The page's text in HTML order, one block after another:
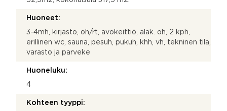
Huoneet:
3-4mh, kirjasto, oh/rt, avokeittiö, alak. oh, 2 kph,
erillinen wc, sauna, pesuh, pukuh, khh, vh, tekninen tila,
varasto ja parveke
Huoneluku:
4
Kohteen tyyppi: